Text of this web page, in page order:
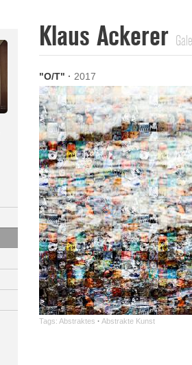
Klaus Ackerer
"O/T" · 2017
Tags: Abstraktes · Abstrakte Kunst